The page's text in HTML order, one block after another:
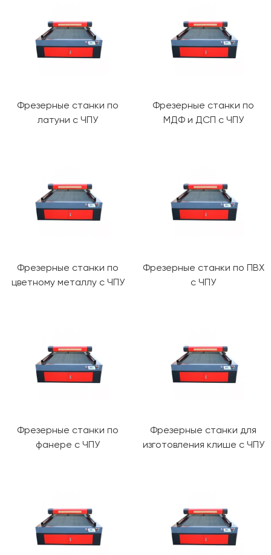
Фрезерные станки по
латуни с ЧПУ
Фрезерные станки по
МДФ и ДСП с ЧПУ
Фрезерные станки по
цветному металлу с ЧПУ
Фрезерные станки по ПВХ
с ЧПУ
Фрезерные станки по
фанере с ЧПУ
Фрезерные станки для
изготовления клише с ЧПУ